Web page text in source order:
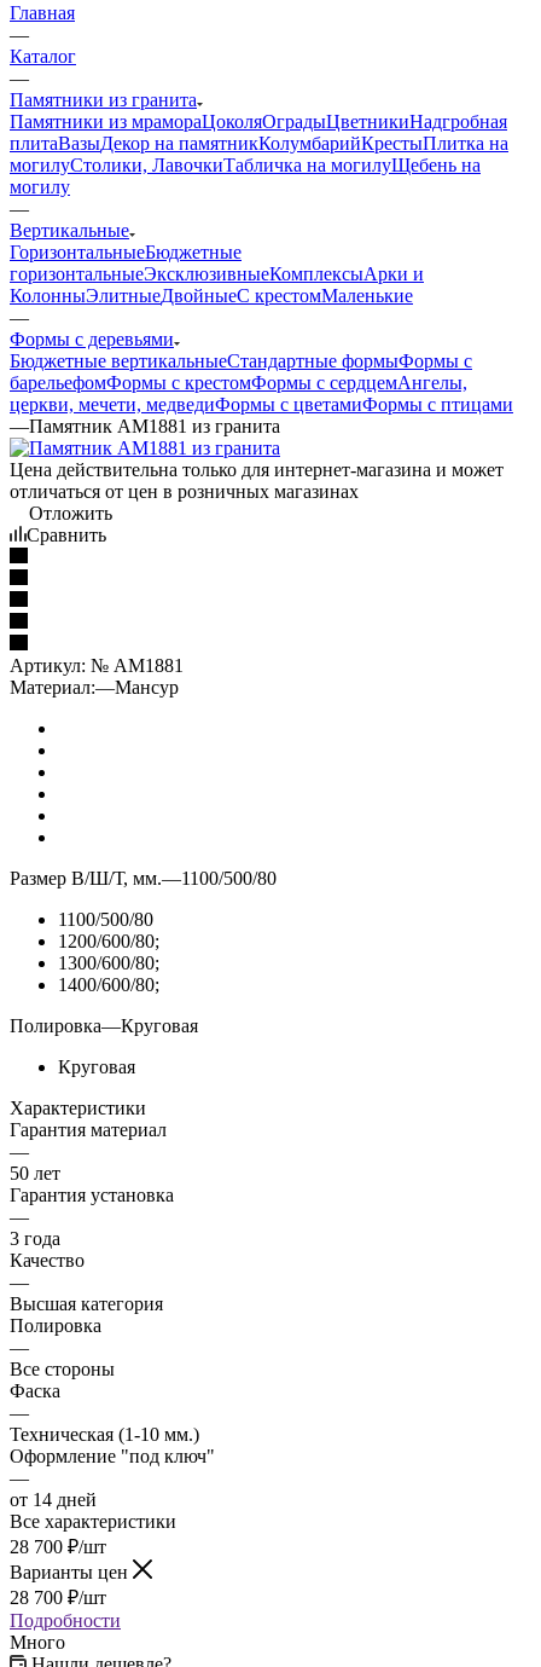
Главная
—
Каталог
—
Памятники из гранита
Памятники из мрамораЦоколяОградыЦветникиНадгробная
плитаВазыДекор на памятникКолумбарийКрестыПлитка на
могилуСтолики, ЛавочкиТабличка на могилуЩебень на
могилу
—
Вертикальные
ГоризонтальныеБюджетные
горизонтальныеЭксклюзивныеКомплексыАрки и
КолонныЭлитныеДвойныеС крестомМаленькие
—
Формы с деревьями
Бюджетные вертикальныеСтандартные формыФормы с
барельефомФормы с крестомФормы с сердцемАнгелы,
церкви, мечети, медведиФормы с цветамиФормы с птицами
—Памятник AM1881 из гранита
Цена действительна только для интернет-магазина и может
отличаться от цен в розничных магазинах
Отложить
Сравнить
Артикул: № AM1881
Материал:—Мансур
Размер В/Ш/Т, мм.—1100/500/80
1100/500/80
1200/600/80;
1300/600/80;
1400/600/80;
Полировка—Круговая
Круговая
Характеристики
Гарантия материал
—
50 лет
Гарантия установка
—
3 года
Качество
—
Высшая категория
Полировка
—
Все стороны
Фаска
—
Техническая (1-10 мм.)
Оформление "под ключ"
—
от 14 дней
Все характеристики
28 700 ₽/шт
Варианты цен
28 700 ₽/шт
Подробности
Много